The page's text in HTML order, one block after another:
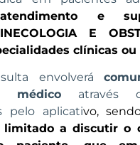
atendimento e
E
clínicas
envolverá
médico através
pelo aplicativo,
limitado a discutir o